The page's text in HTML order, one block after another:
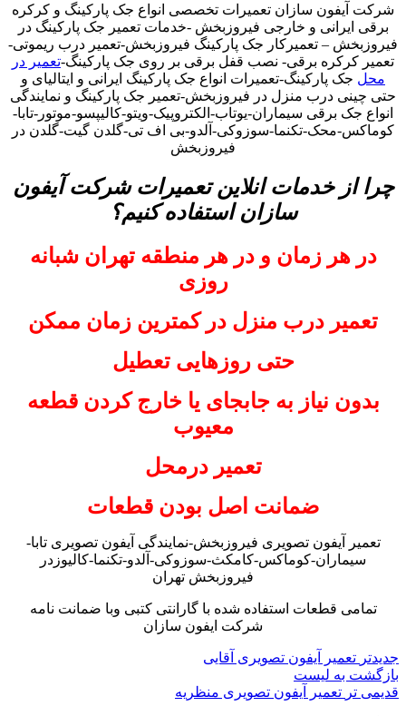
شرکت آیفون سازان تعمیرات تخصصی انواع جک پارکینگ و کرکره
برقی ایرانی و خارجی فیروزبخش -خدمات تعمیر جک پارکینگ در
فیروزبخش – تعمیرکار جک پارکینگ فیروزبخش-تعمیر درب ریموتی-
تعمیر کرکره برقی- نصب قفل برقی بر روی جک پارکینگ-تعمیر در
محل جک پارکینگ-تعمیرات انواع جک پارکینگ ایرانی و ایتالیای و
حتی چینی درب منزل در فیروزبخش-تعمیر جک پارکینگ و نمایندگی
انواع جک برقی سیماران-یوتاب-الکتروپیک-ویتو-کالیپسو-موتور-تابا-
کوماکس-محک-تکنما-سوزوکی-آلدو-بی اف تی-گلدن گیت-گلدن در
فیروزبخش
چرا از خدمات انلاین تعمیرات شرکت آیفون
سازان استفاده کنیم؟
در هر زمان و در هر منطقه تهران شبانه
روزی
تعمیر درب منزل در کمترین زمان ممکن
حتی روزهایی تعطیل
بدون نیاز به جابجای یا خارج کردن قطعه
معیوب
تعمیر درمحل
ضمانت اصل بودن قطعات
تعمیر آیفون تصویری فیروزبخش-نمایندگی آیفون تصویری تابا-
سیماران-کوماکس-کامکث-سوزوکی-آلدو-تکنما-کالیوزدر
فیروزبخش تهران
تمامی قطعات استفاده شده با گارانتی کتبی وبا ضمانت نامه
شرکت ایفون سازان
جدیدتر تعمیر آیفون تصویری آقایی
بازگشت به لیست
قدیمی تر تعمیر آیفون تصویری منظریه